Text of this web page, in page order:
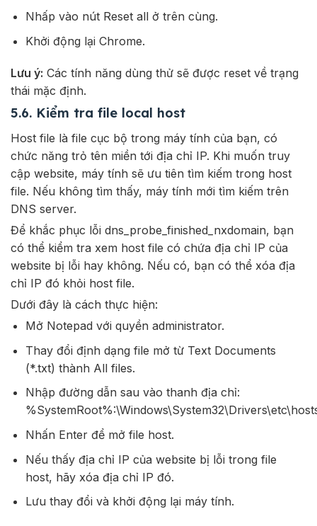
Nhấp vào nút Reset all ở trên cùng.
Khởi động lại Chrome.
Lưu ý: Các tính năng dùng thử sẽ được reset về trạng
thái mặc định.
5.6. Kiểm tra file local host
Host file là file cục bộ trong máy tính của bạn, có
chức năng trỏ tên miền tới địa chỉ IP. Khi muốn truy
cập website, máy tính sẽ ưu tiên tìm kiếm trong host
file. Nếu không tìm thấy, máy tính mới tìm kiếm trên
DNS server.
Để khắc phục lỗi dns_probe_finished_nxdomain, bạn
có thể kiểm tra xem host file có chứa địa chỉ IP của
website bị lỗi hay không. Nếu có, bạn có thể xóa địa
chỉ IP đó khỏi host file.
Dưới đây là cách thực hiện:
Mở Notepad với quyền administrator.
Thay đổi định dạng file mở từ Text Documents
(*.txt) thành All files.
Nhập đường dẫn sau vào thanh địa chỉ:
Nhấn Enter để mở file host.
Nếu thấy địa chỉ IP của website bị lỗi trong file
host, hãy xóa địa chỉ IP đó.
Lưu thay đổi và khởi động lại máy tính.